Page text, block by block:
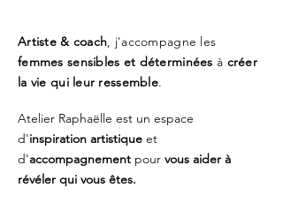
Artiste & coach, j'accompagne les
femmes sensibles et déterminées à créer
la vie qui leur ressemble.
Atelier Raphaëlle est un espace
d'inspiration artistique et
d'accompagnement pour vous aider à
révéler qui vous êtes.